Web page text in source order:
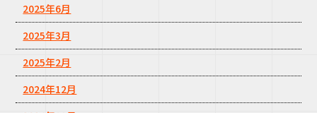
2025年6月
2025年3月
2025年2月
2024年12月